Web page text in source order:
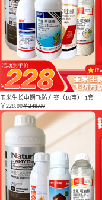
玉米生长中期飞防方案（10亩） 1套
￥228.00￥248.00